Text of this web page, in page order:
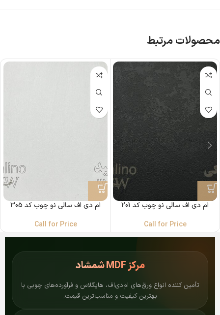
محصولات مرتبط
ام دی اف سالی نو چوب کد 201
Call for Price
ام دی اف سالی نو چوب کد 305
Call for Price
مرکزMDF شمشاد
تأمین کننده انواع ورق‌های ام‌دی‌اف، هایگلاس و فرآورده‌های چوبی با
بهترین کیفیت و مناسب‌ترین قیمت.